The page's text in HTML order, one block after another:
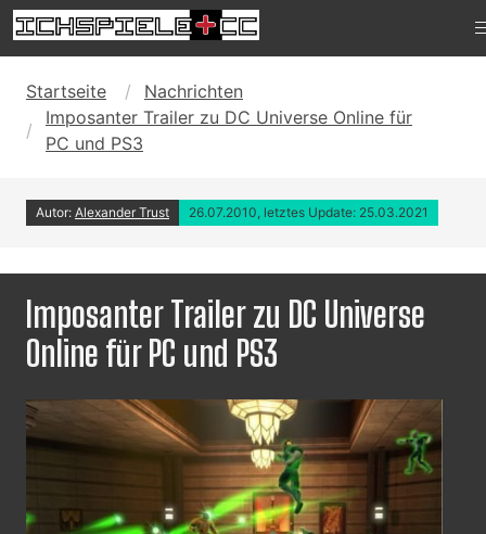
Startseite
Nachrichten
Imposanter Trailer zu DC Universe Online für
PC und PS3
Autor: Alexander Trust 26.07.2010, letztes Update: 25.03.2021
Imposanter Trailer zu DC Universe
Online für PC und PS3